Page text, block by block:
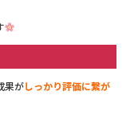
果がしっかり評価に繋が